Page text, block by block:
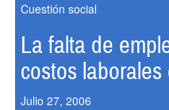
Cuestión social
La falta de
costos
Julio 27, 2006